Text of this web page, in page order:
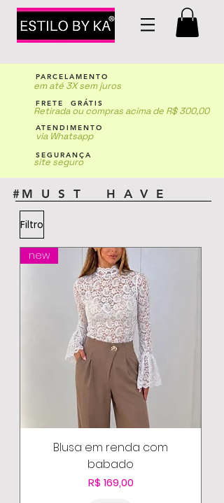
PARCELAMENTO
em até 3X sem juros
FRETE GRÁTIS
Retirada ou compras acima de R$ 300,00
ATENDIMENTO
via Whatsapp
SEGURANÇA
site seguro
#M U S T H A V E
Filtro
new
Blusa em renda com
babado
Preço
R$ 169,00